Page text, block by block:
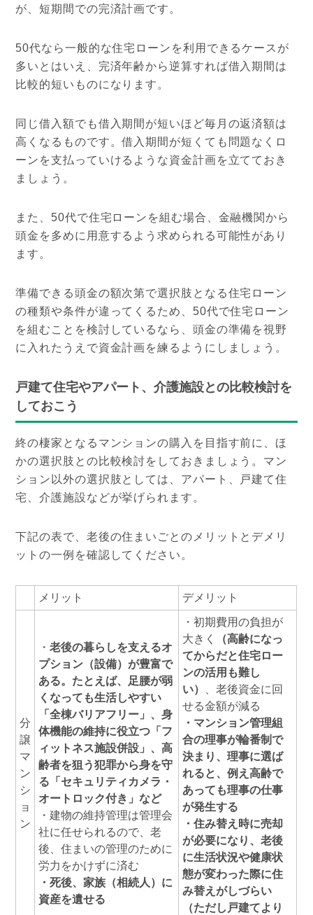
が、短期間での完済計画です。
50代なら一般的な住宅ローンを利用できるケースが
多いとはいえ、完済年齢から逆算すれば借入期間は
比較的短いものになります。
同じ借入額でも借入期間が短いほど毎月の返済額は
高くなるものです。借入期間が短くても問題なくロ
ーンを支払っていけるような資金計画を立てておき
ましょう。
また、50代で住宅ローンを組む場合、金融機関から
頭金を多めに用意するよう求められる可能性があり
ます。
準備できる頭金の額次第で選択肢となる住宅ローン
の種類や条件が違ってくるため、50代で住宅ローン
を組むことを検討しているなら、頭金の準備を視野
に入れたうえで資金計画を練るようにしましょう。
戸建て住宅やアパート、介護施設との比較検討を
しておこう
終の棲家となるマンションの購入を目指す前に、ほ
かの選択肢との比較検討をしておきましょう。マン
ション以外の選択肢としては、アパート、戸建て住
宅、介護施設などが挙げられます。
下記の表で、老後の住まいごとのメリットとデメリ
ットの一例を確認してください。
メリット デメリット
分
譲
マ
ン
シ
ョ
ン
・老後の暮らしを支えるオ
プション（設備）が豊富で
ある。たとえば、足腰が弱
くなっても生活しやすい
「全棟バリアフリー」、身
体機能の維持に役立つ「フ
ィットネス施設併設」、高
齢者を狙う犯罪から身を守
る「セキュリティカメラ・
オートロック付き」など
・建物の維持管理は管理会
社に任せられるので、老
後、住まいの管理のために
労力をかけずに済む
・死後、家族（相続人）に
資産を遺せる
・初期費用の負担が
大きく
（高齢になっ
てからだと住宅ロー
ンの活用も難し
い）
、老後資金に回
せる金額が減る
・マンション管理組
合の理事が輪番制で
決まり、理事に選ば
れると、例え高齢で
あっても理事の仕事
が発生する
・住み替え時に売却
が必要になり、老後
に生活状況や健康状
態が変わった際に住
み替えがしづらい
（ただし戸建てより